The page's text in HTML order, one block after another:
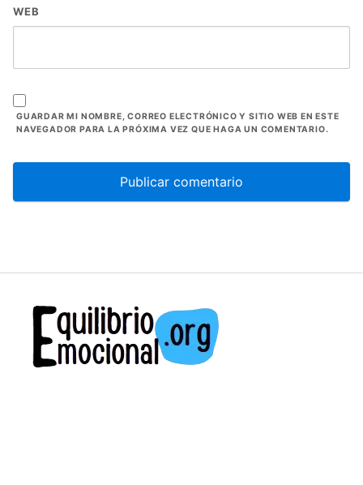
WEB
GUARDAR MI NOMBRE, CORREO ELECTRÓNICO Y SITIO WEB EN ESTE
NAVEGADOR PARA LA PRÓXIMA VEZ QUE HAGA UN COMENTARIO.